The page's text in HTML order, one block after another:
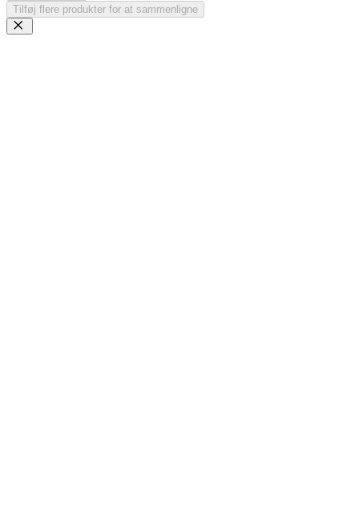
Tilføj flere produkter for at sammenligne